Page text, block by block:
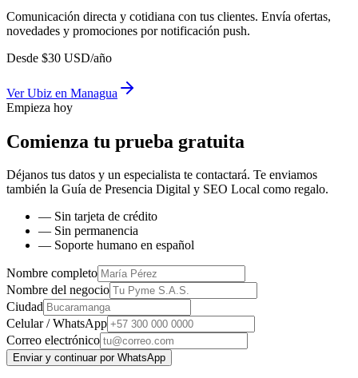
Comunicación directa y cotidiana con tus clientes. Envía ofertas,
novedades y promociones por notificación push.
Desde $30 USD/año
VerUbiz en Managua
Empieza hoy
Comienza tu prueba gratuita
Déjanos tus datos y un especialista te contactará. Te enviamos
también la Guía de Presencia Digital y SEO Local como regalo.
— Sin tarjeta de crédito
— Sin permanencia
— Soporte humano en español
Nombre completo
Nombre del negocio
Ciudad
Celular / WhatsApp
Correo electrónico
Enviar y continuar por WhatsApp